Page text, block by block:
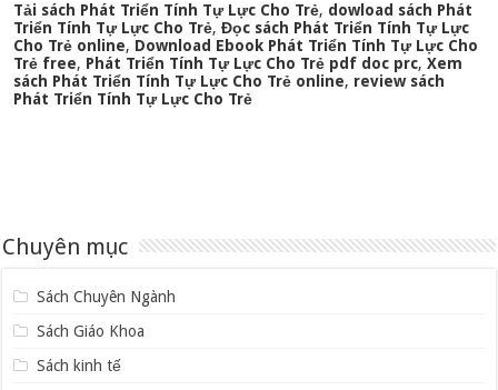
Tải sách Phát Triển Tính Tự Lực Cho Trẻ, dowload sách Phát
Triển Tính Tự Lực Cho Trẻ,Đọc sách Phát Triển Tính Tự Lực
Cho Trẻ online, Download Ebook Phát Triển Tính Tự Lực Cho
Trẻ free, Phát Triển Tính Tự Lực Cho Trẻ pdf doc prc,Xem
sách Phát Triển Tính Tự Lực Cho Trẻ online, review sách
Phát Triển Tính Tự Lực Cho Trẻ
Chuyên mục
Sách Chuyên Ngành
Sách Giáo Khoa
Sách kinh tế